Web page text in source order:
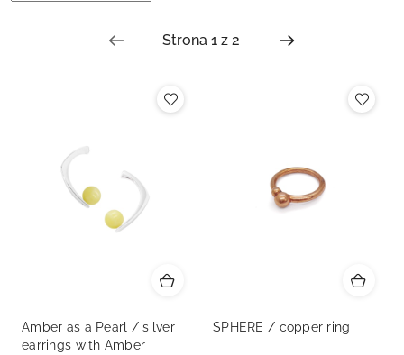
Amber as a Pearl / silver
earrings with Amber
SPHERE / copper ring